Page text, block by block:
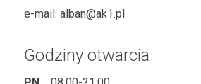
e-mail: alban@ak1.pl
Godziny otwarcia